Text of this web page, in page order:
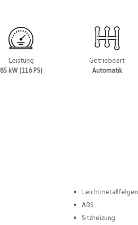
Leistung
85 kW (116 PS)
Getriebeart
Automatik
Leichtmetallfelgen
ABS
Sitzheizung